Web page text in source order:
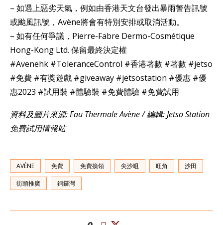
– 如遇上惡劣天氣，例如由香港天文台發出暴雨警告訊號
或颱風訊號，Avène將會有特別安排或取消活動。
– 如有任何爭議，Pierre-Fabre Dermo-Cosmétique
Hong-Kong Ltd. 保留最終決定權
#Avenehk #ToleranceControl #香港著數 #著數 #jetso
#免費 #有獎遊戲 #giveaway #jetsostation #優惠 #優
惠2023 #試用裝 #體驗裝 #免費體驗 #免費試用
資料及圖片來源: Eau Thermale Avène / 編輯: Jetso Station
免費試用情報站
AVÈNE 免費 免費換領 尖沙咀 旺角 沙田
街頭推廣 銅鑼灣